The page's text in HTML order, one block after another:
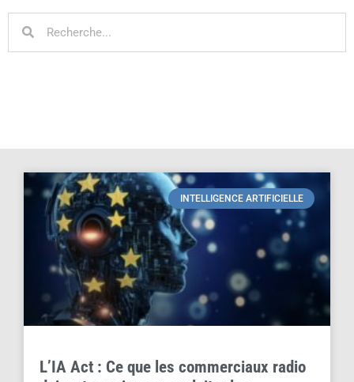
INTELLIGENCE ARTIFICIELLE
L’IA Act : Ce que les commerciaux radio